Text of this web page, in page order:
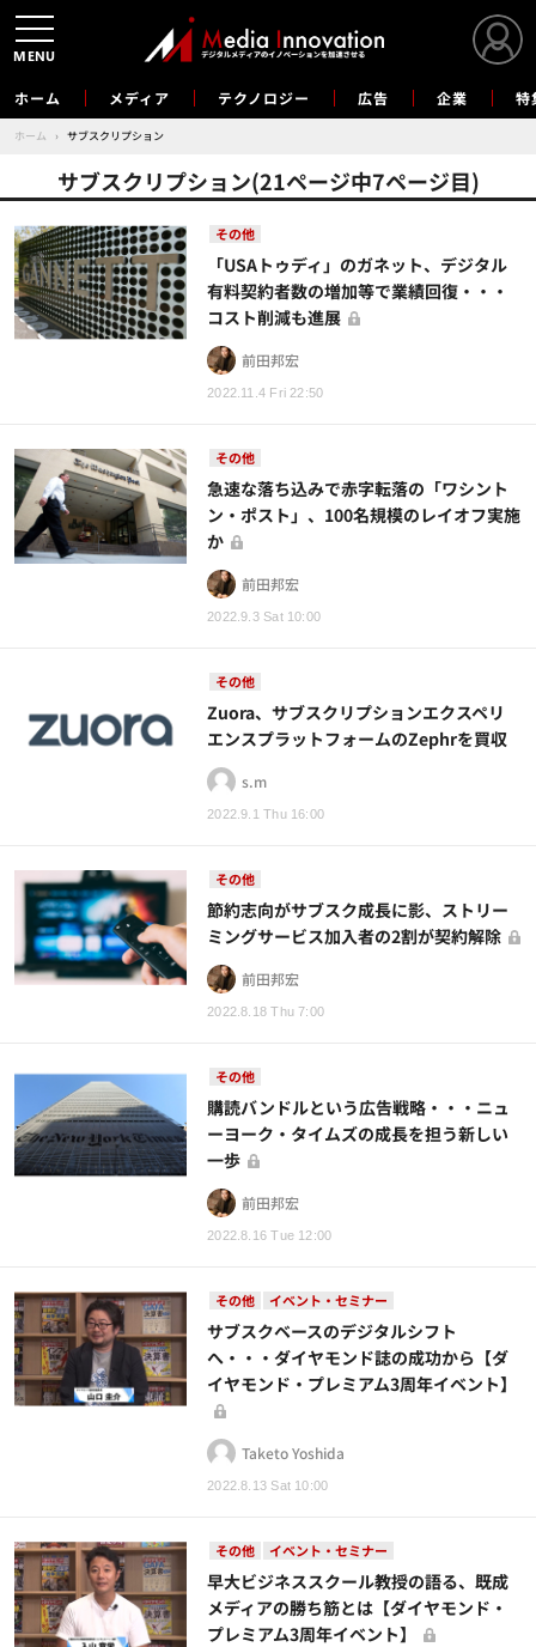
ホーム メディア テクノロジー 広告 企業 特
ホーム › サブスクリプション
サブスクリプション(21ページ中7ページ目)
その他
2022.11.4 Fri 22:50
「USAトゥディ」のガネット、デジタル
有料契約者数の増加等で業績回復・・・
コスト削減も進展
前田邦宏
その他
2022.9.3 Sat 10:00
急速な落ち込みで赤字転落の「ワシント
ン・ポスト」、100名規模のレイオフ実施
か
前田邦宏
その他
2022.9.1 Thu 16:00
Zuora、サブスクリプションエクスペリ
エンスプラットフォームのZephrを買収
s.m
その他
2022.8.18 Thu 7:00
節約志向がサブスク成長に影、ストリー
ミングサービス加入者の2割が契約解除
前田邦宏
その他
2022.8.16 Tue 12:00
購読バンドルという広告戦略・・・ニュ
ーヨーク・タイムズの成長を担う新しい
一歩
前田邦宏
その他 イベント・セミナー
2022.8.13 Sat 10:00
サブスクベースのデジタルシフト
へ・・・ダイヤモンド誌の成功から【ダ
イヤモンド・プレミアム3周年イベント】
Taketo Yoshida
その他 イベント・セミナー
早大ビジネススクール教授の語る、既成
メディアの勝ち筋とは【ダイヤモンド・
プレミアム3周年イベント】
MENU